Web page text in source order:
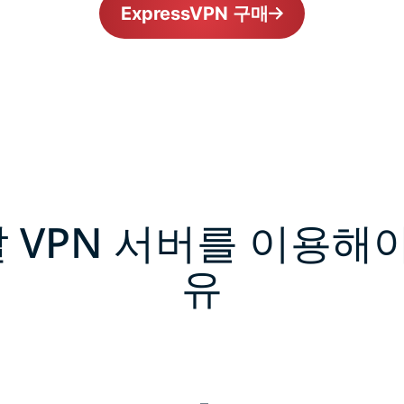
ExpressVPN 구매
VPN 서버를 이용해
유